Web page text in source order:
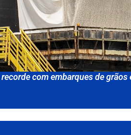
com embarques de grãos